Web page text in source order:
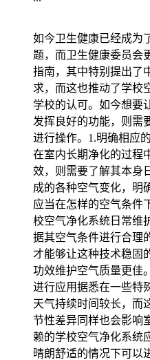
如今卫生健康已经成为
题，而卫生健康委员会
指南，其中特别提出了
求，而这也推动了学校
学校的认可。如今想要
发挥良好的功能，则需
进行操作。1.明确相应
在室内长期净化的过程
效，则需要了解其本身
成的各种空气变化，明
应当在怎样的空气条件
校空气净化系统日常维
据其空气条件进行合理
才能够让这种技术稳固
功效维护空气质量更佳
进行应用据悉在一些特
天气持续时间较长，而
节性差异同样也会影响
赖的学校空气净化系统
晴朗舒适的情况下可以